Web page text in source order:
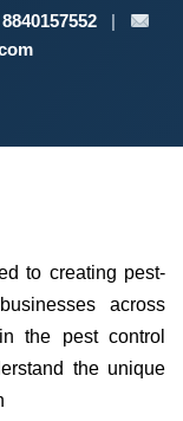
|
to creating pest-
across
the pest control
the unique